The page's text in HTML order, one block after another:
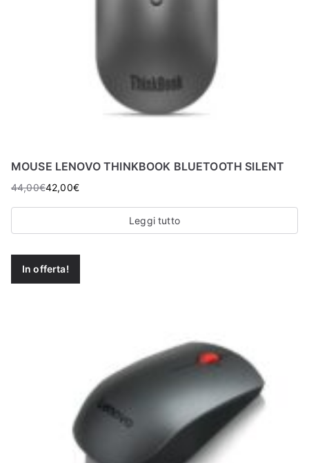
MOUSE LENOVO THINKBOOK BLUETOOTH SILENT
44,00€42,00€
Leggi tutto
In offerta!